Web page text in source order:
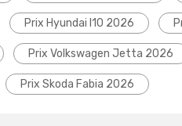
Prix Hyundai I10 2026
Prix Volkswagen Jetta 2026
Prix Skoda Fabia 2026